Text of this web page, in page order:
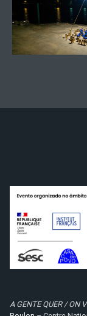
A GENTE QUER / ON